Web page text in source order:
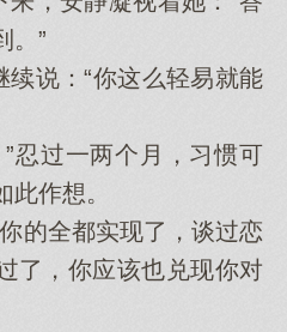
。”
说：“你这么轻易就能
过一两个月，习惯可
作想。
全都实现了，谈过恋
，你应该也兑现你对